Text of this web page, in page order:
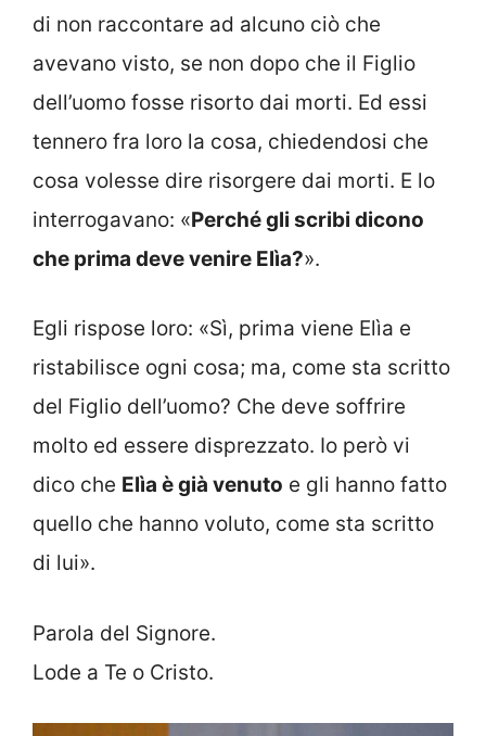
di non raccontare ad alcuno ciò che
avevano visto, se non dopo che il Figlio
dell’uomo fosse risorto dai morti. Ed essi
tennero fra loro la cosa, chiedendosi che
cosa volesse dire risorgere dai morti. E lo
interrogavano: «Perché gli scribi dicono
che prima deve venire Elìa?».
Egli rispose loro: «Sì, prima viene Elìa e
ristabilisce ogni cosa; ma, come sta scritto
del Figlio dell’uomo? Che deve soffrire
molto ed essere disprezzato. Io però vi
dico che Elìa è già venuto e gli hanno fatto
quello che hanno voluto, come sta scritto
di lui».
Parola del Signore.
Lode a Te o Cristo.